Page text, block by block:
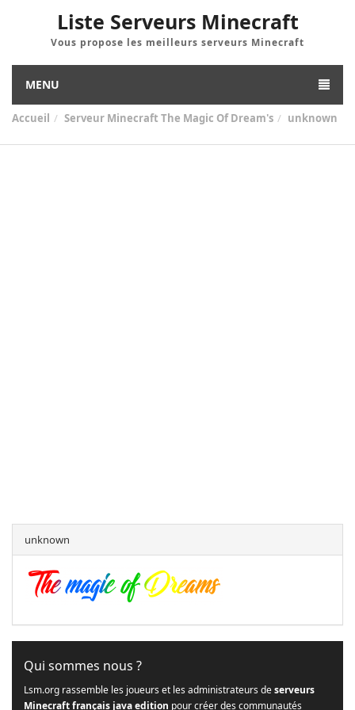
Liste Serveurs Minecraft
Vous propose les meilleurs serveurs Minecraft
MENU
Accueil Serveur Minecraft The Magic Of Dream's unknown
unknown
Qui sommes nous ?
Lsm.org rassemble les joueurs et les administrateurs deserveurs
Minecraft français java edition pour créer des communautés